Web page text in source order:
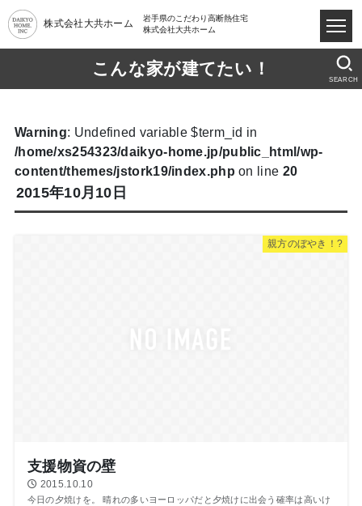
株式会社大共ホーム
岩手県のこだわり高断熱住宅
株式会社大共ホーム
こんな家が建てたい！
SEARCH
Warning: Undefined variable $term_id in
/home/xs254323/daikyo-home.jp/public_html/wp-
content/themes/jstork19/index.php on line 20
2015年10月10日
親方のぼやき！?
支援物資の壁
2015.10.10
今日の夕焼けを。 晴れの多いヨーロッパだと夕焼けに出会う確率は高いけ